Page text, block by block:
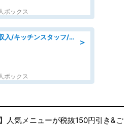
ボックス
＞
日払いOKで即日収入/キッチンスタッフ/「原付免許必須」デリバリー業務など、自己成長可能な幅広い仕事に挑戦!髪型自由&ピアス・ネイルOK/茨城県/水戸市
ボックス
】人気メニューが税抜150円引き&ご